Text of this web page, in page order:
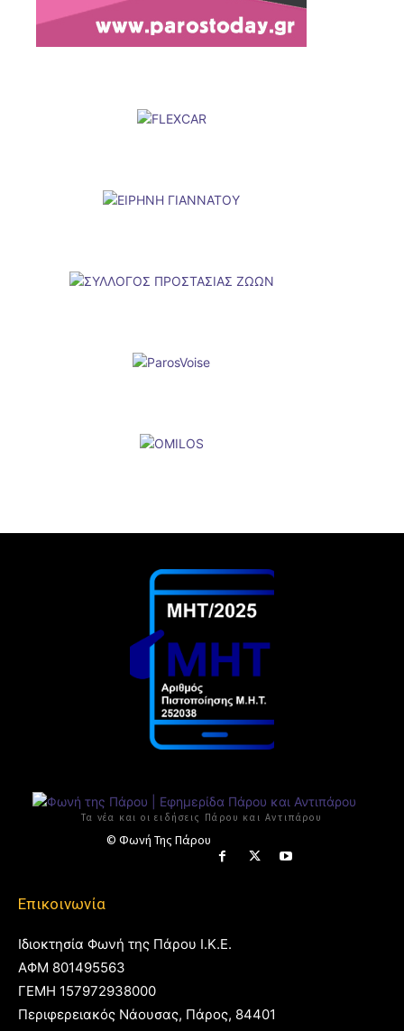
Τα νέα και οι ειδήσεις Πάρου και Αντιπάρου
© Φωνή Της Πάρου
Επικοινωνία
Ιδιοκτησία Φωνή της Πάρου Ι.Κ.Ε.
ΑΦΜ 801495563
ΓΕΜΗ 157972938000
Περιφερειακός Νάουσας, Πάρος, 84401